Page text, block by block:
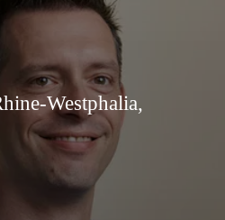
Westphalia,